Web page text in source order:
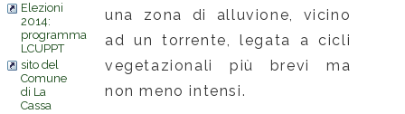
Elezioni
2014:
programma
LCUPPT
sito del
Comune
di La
Cassa
una zona di alluvione, vicino
ad un torrente, legata a cicli
vegetazionali più brevi ma
non meno intensi.